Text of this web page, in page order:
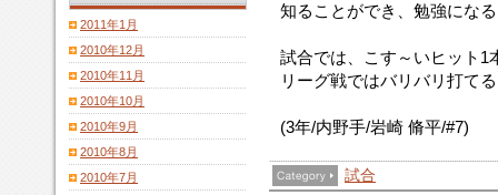
知ることができ、勉強にな
試合では、こす～いヒット1
リーグ戦ではバリバリ打て
(3年/内野手/岩崎 脩平/#7)
試合
2011年1月
2010年12月
2010年11月
2010年10月
2010年9月
2010年8月
2010年7月